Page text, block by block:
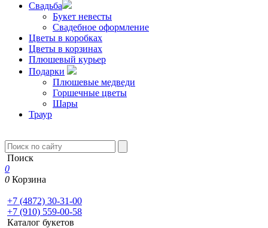
Свадьба
Букет невесты
Свадебное оформление
Цветы в коробках
Цветы в корзинах
Плюшевый курьер
Подарки
Плюшевые медведи
Горшечные цветы
Шары
Траур
Поиск
0
0 Корзина
+7 (4872) 30-31-00
+7 (910) 559-00-58
Каталог букетов